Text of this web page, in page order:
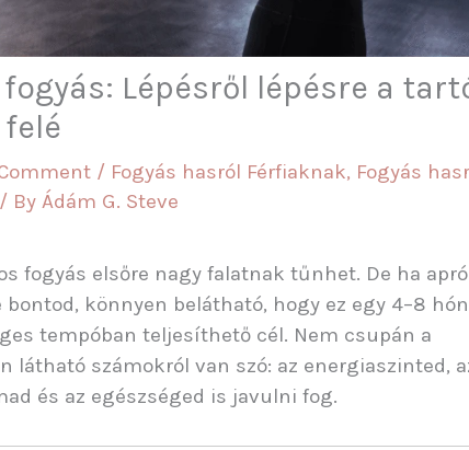
fogyás: Lépésről lépésre a
/ Fogyás hasról Férfiaknak, Fogyás
/ By Ádám G. Steve
fogyás elsőre nagy falatnak tűnhet. De ha apró
bontod, könnyen belátható, hogy ez egy 4–8
tempóban teljesíthető cél. Nem csupán a
látható számokról van szó: az energiaszinted,
és az egészséged is javulni fog.